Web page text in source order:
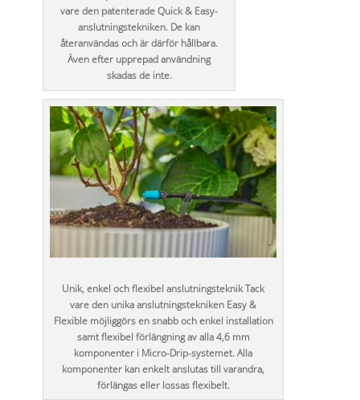
vare den patenterade Quick & Easy-
anslutningstekniken. De kan
återanvändas och är därför hållbara.
Även efter upprepad användning
skadas de inte.
Unik, enkel och flexibel anslutningsteknik Tack
vare den unika anslutningstekniken Easy &
Flexible möjliggörs en snabb och enkel installation
samt flexibel förlängning av alla 4,6 mm
komponenter i Micro-Drip-systemet. Alla
komponenter kan enkelt anslutas till varandra,
förlängas eller lossas flexibelt.